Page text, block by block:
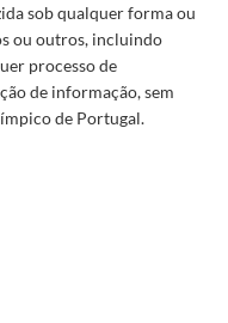
sob qualquer forma ou
ou outros, incluindo
processo de
de informação, sem
de Portugal.